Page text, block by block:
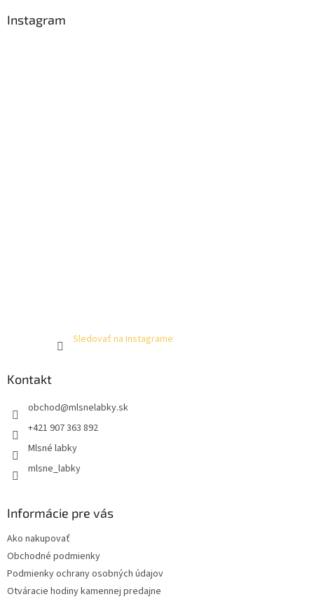
Instagram
Sledovať na Instagrame
Kontakt
obchod@mlsnelabky.sk
+421 907 363 892
Mlsné labky
mlsne_labky
Informácie pre vás
Ako nakupovať
Obchodné podmienky
Podmienky ochrany osobných údajov
Otváracie hodiny kamennej predajne